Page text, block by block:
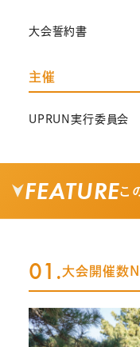
大会誓約書
主催
UPRUN実行委員会
FEATUREこ
01.大会開催数